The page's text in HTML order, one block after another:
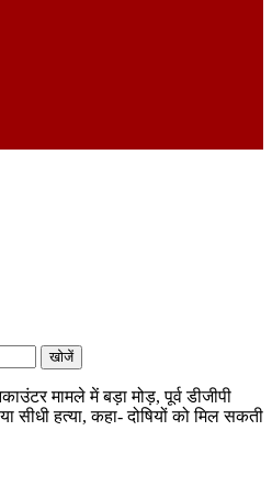
खोजें
मामले में बड़ा मोड़, पूर्व डीजीपी
सीधी हत्या, कहा- दोषियों को मिल सकती